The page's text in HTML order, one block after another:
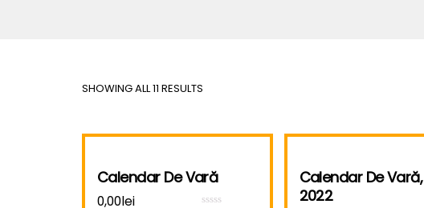
SHOWING ALL 11 RESULTS
Calendar De Vară
0,00lei
Calendar De Vară,
2022